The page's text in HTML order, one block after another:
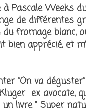
Pascale Weeks
de différentes
fromage blanc,
bien apprécié, et
"On va
ex avocate,